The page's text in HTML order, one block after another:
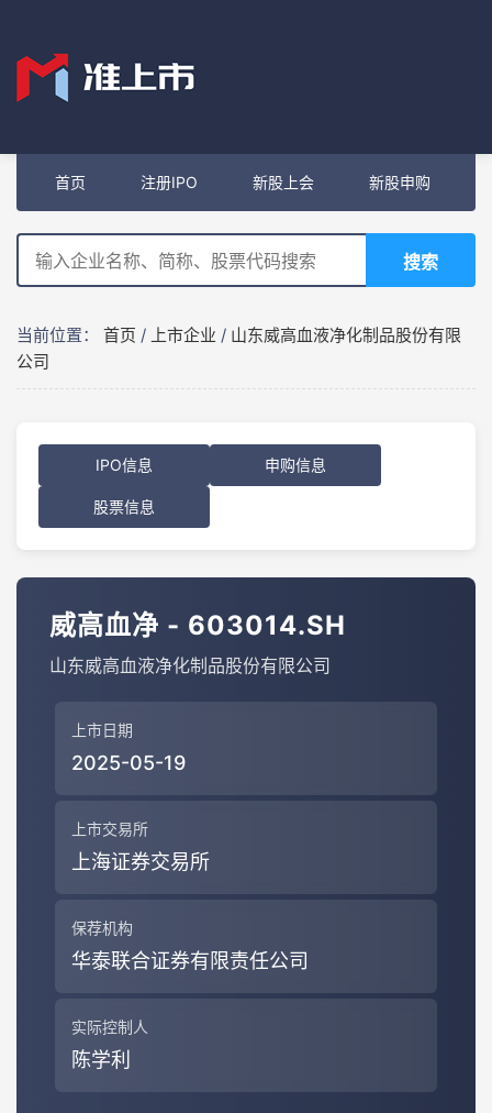
首页 注册IPO 新股上会 新股申购
搜索
当前位置： 首页 / 上市企业 / 山东威高血液净化制品股份有限
公司
IPO信息 申购信息
股票信息
威高血净 - 603014.SH
山东威高血液净化制品股份有限公司
上市日期
2025-05-19
上市交易所
上海证券交易所
保荐机构
华泰联合证券有限责任公司
实际控制人
陈学利